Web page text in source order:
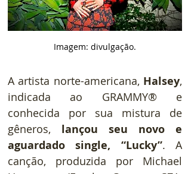
Imagem: divulgação.
A artista norte-americana, Halsey,
indicada ao GRAMMY® e
conhecida por sua mistura de
gêneros, lançou seu novo e
aguardado single, “Lucky”. A
canção, produzida por Michael